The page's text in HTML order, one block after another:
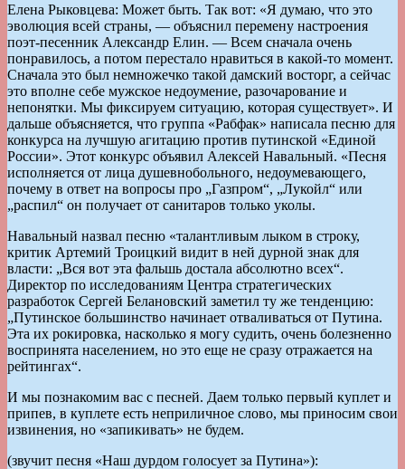
Елена Рыковцева: Может быть. Так вот: «Я думаю, что это
эволюция всей страны, — объяснил перемену настроения
поэт-песенник Александр Елин. — Всем сначала очень
понравилось, а потом перестало нравиться в какой-то момент.
Сначала это был немножечко такой дамский восторг, а сейчас
это вполне себе мужское недоумение, разочарование и
непонятки. Мы фиксируем ситуацию, которая существует». И
дальше объясняется, что группа «Рабфак» написала песню для
конкурса на лучшую агитацию против путинской «Единой
России». Этот конкурс объявил Алексей Навальный. «Песня
исполняется от лица душевнобольного, недоумевающего,
почему в ответ на вопросы про „Газпром“, „Лукойл“ или
„распил“ он получает от санитаров только уколы.
Навальный назвал песню «талантливым лыком в строку,
критик Артемий Троицкий видит в ней дурной знак для
власти: „Вся вот эта фальшь достала абсолютно всех“.
Директор по исследованиям Центра стратегических
разработок Сергей Белановский заметил ту же тенденцию:
„Путинское большинство начинает отваливаться от Путина.
Эта их рокировка, насколько я могу судить, очень болезненно
воспринята населением, но это еще не сразу отражается на
рейтингах“.
И мы познакомим вас с песней. Даем только первый куплет и
припев, в куплете есть неприличное слово, мы приносим свои
извинения, но «запикивать» не будем.
(звучит песня «Наш дурдом голосует за Путина»):